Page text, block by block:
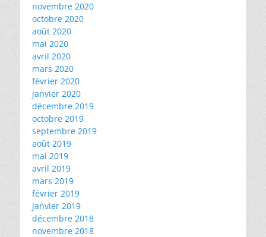
novembre 2020
octobre 2020
août 2020
mai 2020
avril 2020
mars 2020
février 2020
janvier 2020
décembre 2019
octobre 2019
septembre 2019
août 2019
mai 2019
avril 2019
mars 2019
février 2019
janvier 2019
décembre 2018
novembre 2018